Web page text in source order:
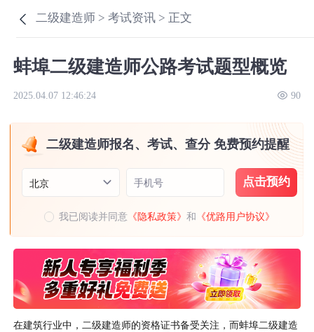
二级建造师 >考试资讯 > 正文
蚌埠二级建造师公路考试题型概览
2025.04.07 12:46:24 90
二级建造师报名、考试、查分 免费预约提醒
北京 手机号 点击预约
我已阅读并同意 《隐私政策》和 《优路用户协议》
在建筑行业中，二级建造师的资格证书备受关注，而蚌埠二级建造